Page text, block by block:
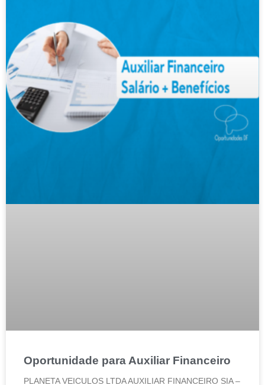
Oportunidade para Auxiliar Financeiro
PLANETA VEICULOS LTDA AUXILIAR FINANCEIRO SIA –